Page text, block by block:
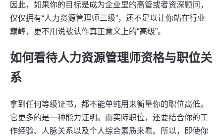
因此，如果你的目标是成为企业里的高管或者资深顾问，
仅仅拥有“人力资源管理师三级”，还不足以让你站在行业
巅峰，更不用说被认作真正意义上的“高级”。
如何看待人力资源管理师资格与职位关
系
拿到任何等级证书，都不能单纯用来衡量你的职位高低。
它更多的是一种能力证明。而实际职位，还要结合你的工
作经验、人脉关系以及个人综合素质来看。所以，即使你